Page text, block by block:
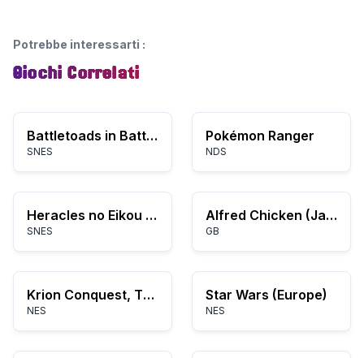
Potrebbe interessarti :
Giochi Correlati
Battletoads in Battlemaniacs
SNES
Pokémon Ranger
NDS
Heracles no Eikou IV – Kamigami kara no Okurimono
SNES
Alfred Chicken (Japan)
GB
Krion Conquest, The (USA)
NES
Star Wars (Europe)
NES